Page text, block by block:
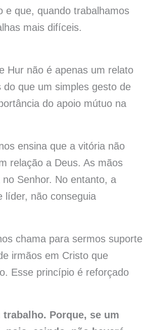
e que, quando trabalhamos
mais difíceis.
Hur não é apenas um relato
que um simples gesto de
do apoio mútuo na
ensina que a vitória não
relação a Deus. As mãos
Senhor. No entanto, a
líder, não conseguia
chama para sermos suporte
irmãos em Cristo que
Esse princípio é reforçado
Porque, se um